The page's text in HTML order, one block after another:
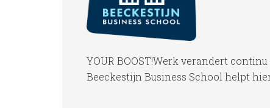
YOUR BOOST!Werk verandert
Beeckestijn Business School helpt